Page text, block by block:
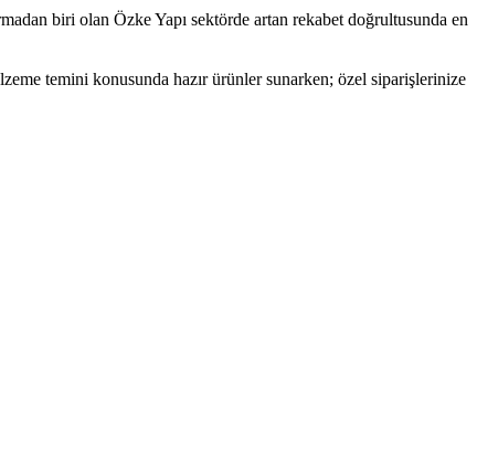
biri olan Özke Yapı sektörde artan rekabet doğrultusunda en
temini konusunda hazır ürünler sunarken; özel siparişlerinize